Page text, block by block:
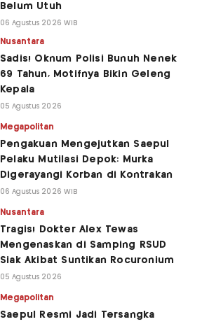
Belum Utuh
06 Agustus 2026 WIB
Nusantara
Sadis! Oknum Polisi Bunuh Nenek
69 Tahun, Motifnya Bikin Geleng
Kepala
05 Agustus 2026
Megapolitan
Pengakuan Mengejutkan Saepul
Pelaku Mutilasi Depok: Murka
Digerayangi Korban di Kontrakan
06 Agustus 2026 WIB
Nusantara
Tragis! Dokter Alex Tewas
Mengenaskan di Samping RSUD
Siak Akibat Suntikan Rocuronium
05 Agustus 2026
Megapolitan
Saepul Resmi Jadi Tersangka